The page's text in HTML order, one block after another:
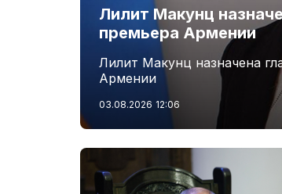
Лилит Макунц
премьера Армении
Лилит Макунц назначена
Армении
03.08.2026 12:06